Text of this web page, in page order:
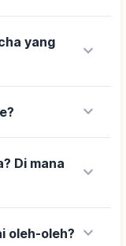
yang
keyboard_arrow_down
keyboard_arrow_down
Di mana
keyboard_arrow_down
oleh-oleh? keyboard_arrow_down